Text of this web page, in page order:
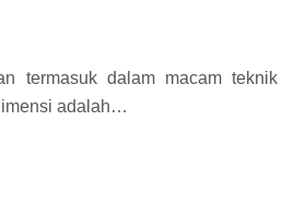
termasuk dalam macam teknik
adalah…